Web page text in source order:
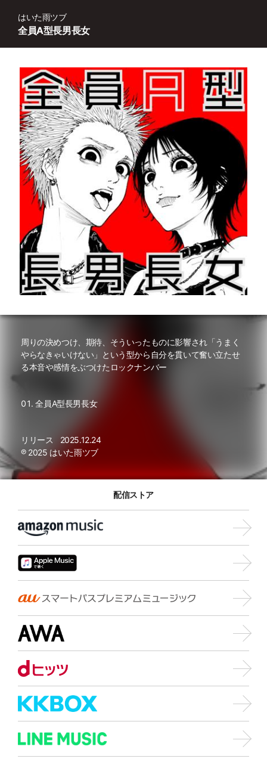
全員A型長男長女
はいた雨ツブ
周りの決めつけ、期待、そういったものに影響され「うまく
やらなきゃいけない」という型から自分を貫いて奮い立たせ
る本音や感情をぶつけたロックナンバー
全員A型長男長女
リリース
2025.12.24
℗ 2025 はいた雨ツブ
配信ストア